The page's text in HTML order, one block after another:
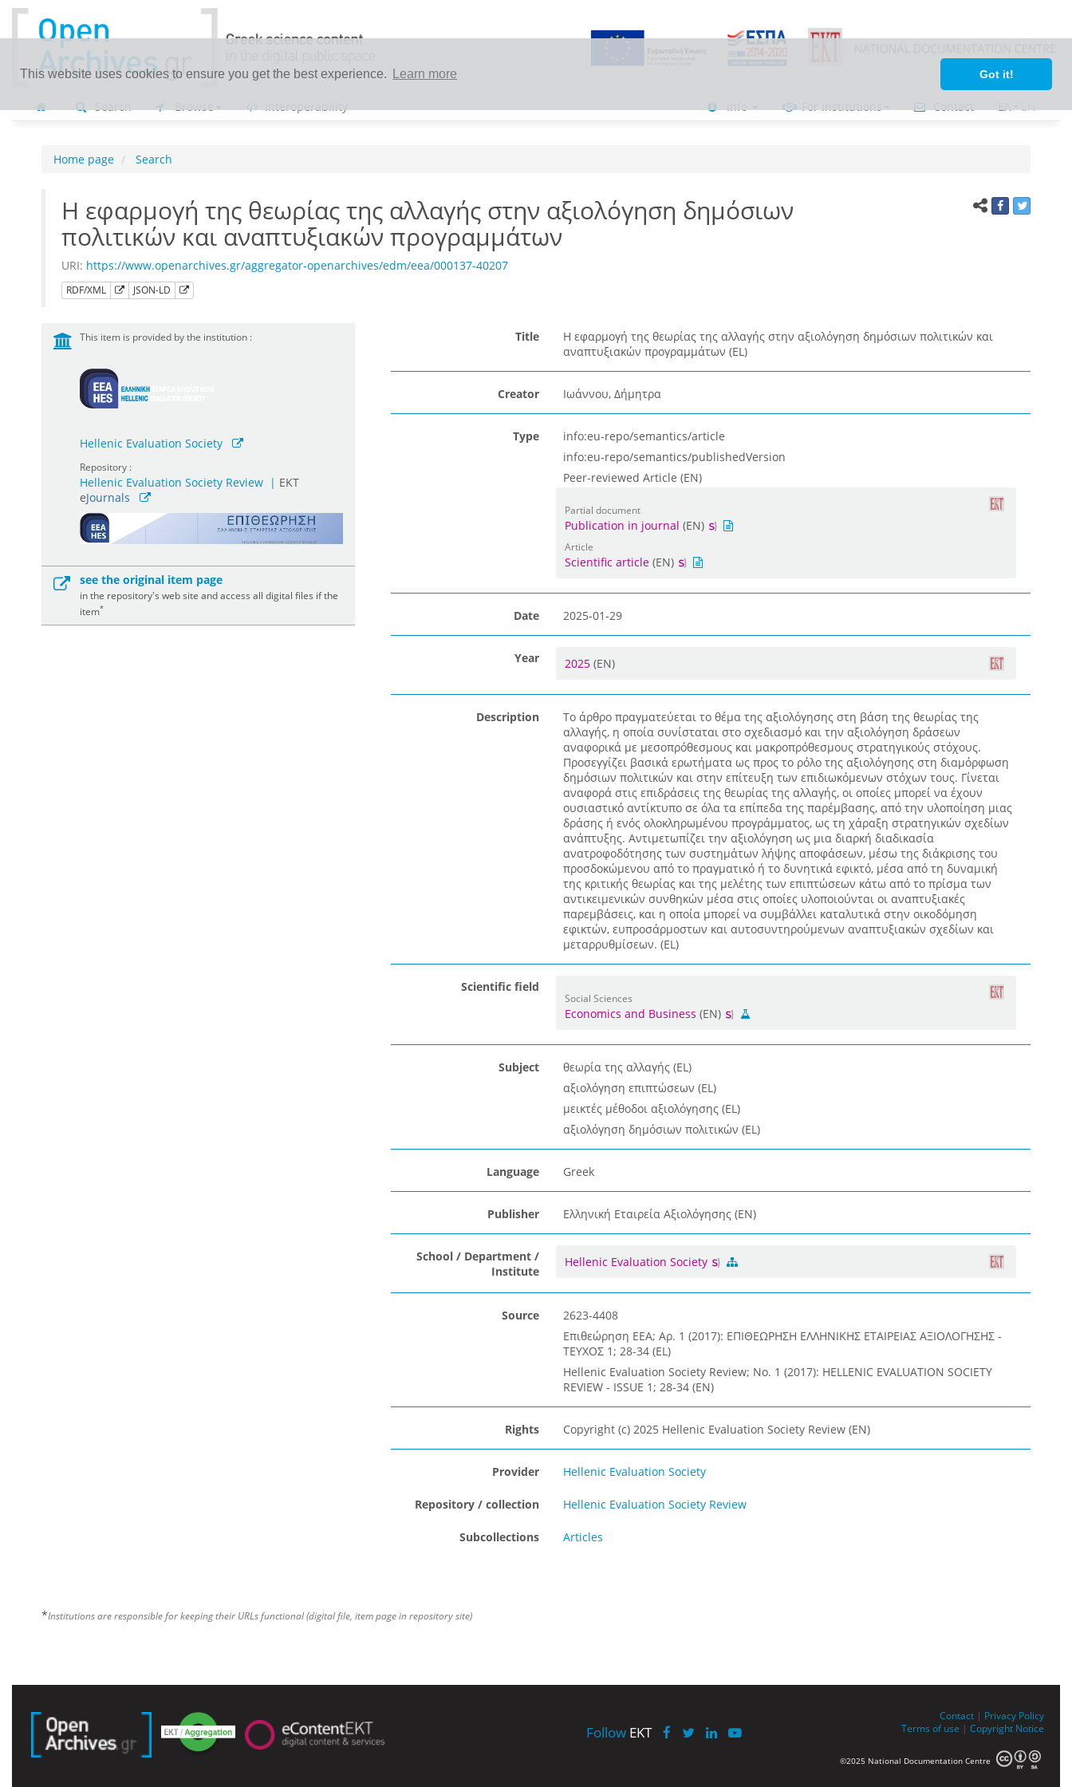
This website uses cookies to ensure you get the best experience. Learn more Got it!
Search Browse Interoperability Info For institutions Contact ΕΛ•ΕΝ
Home page Search
Η εφαρμογή της θεωρίας της αλλαγής στην αξιολόγηση δημόσιων
πολιτικών και αναπτυξιακών προγραμμάτων
URI: https://www.openarchives.gr/aggregator-openarchives/edm/eea/000137-40207
RDF/XML JSON-LD
This item is provided by the institution :
Hellenic Evaluation Society
Repository :
Hellenic Evaluation Society Review | ΕΚΤ
eJournals
see the original item page
in the repository's web site and access all digital files if the
item*
Title
Η εφαρμογή της θεωρίας της αλλαγής στην αξιολόγηση δημόσιων πολιτικών και
αναπτυξιακών προγραμμάτων (EL)
Creator Ιωάννου, Δήμητρα
Type
info:eu-repo/semantics/article
info:eu-repo/semantics/publishedVersion
Peer-reviewed Article (EN)
Partial document
Publication in journal (EN)
Article
Scientific article(EN)
Date 2025-01-29
Year 2025 (EN)
Description
Το άρθρο πραγματεύεται το θέμα της αξιολόγησης στη βάση της θεωρίας της
αλλαγής, η οποία συνίσταται στο σχεδιασμό και την αξιολόγηση δράσεων
αναφορικά με μεσοπρόθεσμους και μακροπρόθεσμους στρατηγικούς στόχους.
Προσεγγίζει βασικά ερωτήματα ως προς το ρόλο της αξιολόγησης στη διαμόρφωση
δημόσιων πολιτικών και στην επίτευξη των επιδιωκόμενων στόχων τους. Γίνεται
αναφορά στις επιδράσεις της θεωρίας της αλλαγής, οι οποίες μπορεί να έχουν
ουσιαστικό αντίκτυπο σε όλα τα επίπεδα της παρέμβασης, από την υλοποίηση μιας
δράσης ή ενός ολοκληρωμένου προγράμματος, ως τη χάραξη στρατηγικών σχεδίων
ανάπτυξης. Αντιμετωπίζει την αξιολόγηση ως μια διαρκή διαδικασία
ανατροφοδότησης των συστημάτων λήψης αποφάσεων, μέσω της διάκρισης του
προσδοκώμενου από το πραγματικό ή το δυνητικά εφικτό, μέσα από τη δυναμική
της κριτικής θεωρίας και της μελέτης των επιπτώσεων κάτω από το πρίσμα των
αντικειμενικών συνθηκών μέσα στις οποίες υλοποιούνται οι αναπτυξιακές
παρεμβάσεις, και η οποία μπορεί να συμβάλλει καταλυτικά στην οικοδόμηση
εφικτών, ευπροσάρμοστων και αυτοσυντηρούμενων αναπτυξιακών σχεδίων και
μεταρρυθμίσεων. (EL)
Scientific field
Social Sciences
Economics and Business (EN)
Subject
θεωρία της αλλαγής (EL)
αξιολόγηση επιπτώσεων (EL)
μεικτές μέθοδοι αξιολόγησης (EL)
αξιολόγηση δημόσιων πολιτικών (EL)
Language Greek
Publisher Ελληνική Εταιρεία Αξιολόγησης (EN)
School / Department /
Institute
Hellenic Evaluation Society
Source
2623-4408
Επιθεώρηση ΕΕΑ; Αρ. 1 (2017): ΕΠΙΘΕΩΡΗΣΗ ΕΛΛΗΝΙΚΗΣ ΕΤΑΙΡΕΙΑΣ ΑΞΙΟΛΟΓΗΣΗΣ -
ΤΕΥΧΟΣ 1; 28-34 (EL)
Hellenic Evaluation Society Review; No. 1 (2017): HELLENIC EVALUATION SOCIETY
REVIEW - ISSUE 1; 28-34 (EN)
Rights Copyright (c) 2025 Hellenic Evaluation Society Review (EN)
Provider Hellenic Evaluation Society
Repository / collection Hellenic Evaluation Society Review
Subcollections Articles
*Institutions are responsible for keeping their URLs functional (digital file, item page in repository site)
Follow EKT
Contact | Privacy Policy
Terms of use | Copyright Notice
©2025 National Documentation Centre